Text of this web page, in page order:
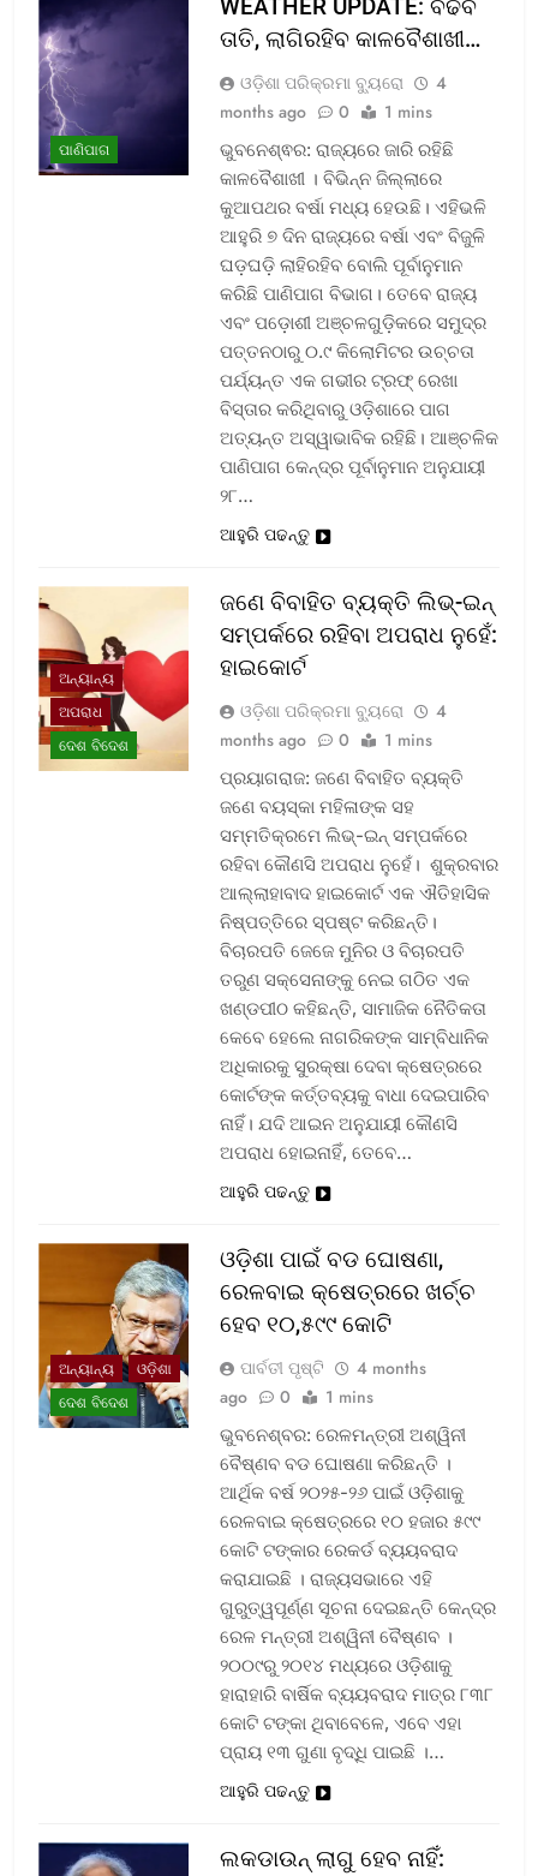
ପାଣିପାଗ
WEATHER UPDATE: ବଢିବ
ତାତି, ଲାଗିରହିବ କାଳବୈଶାଖୀ…
ଓଡ଼ିଶା ପରିକ୍ରମା ବ୍ୟୁରୋ
4
months ago
0 1 mins
ଭୁବନେଶ୍ଵର: ରାଜ୍ୟରେ ଜାରି ରହିଛି
କାଳବୈଶାଖୀ । ବିଭିନ୍ନ ଜିଲ୍ଲାରେ
କୁଆପଥର ବର୍ଷା ମଧ୍ୟ ହେଉଛି। ଏହିଭଳି
ଆହୁରି ୭ ଦିନ ରାଜ୍ୟରେ ବର୍ଷା ଏବଂ ବିଜୁଳି
ଘଡ଼ଘଡ଼ି ଲାହିରହିବ ବୋଲି ପୂର୍ବାନୁମାନ
କରିଛି ପାଣିପାଗ ବିଭାଗ। ତେବେ ରାଜ୍ୟ
ଏବଂ ପଡ଼ୋଶୀ ଅଞ୍ଚଳଗୁଡ଼ିକରେ ସମୁଦ୍ର
ପତ୍ତନଠାରୁ ୦.୯ କିଲୋମିଟର ଉଚ୍ଚତା
ପର୍ଯ୍ୟନ୍ତ ଏକ ଗଭୀର ଟ୍ରଫ୍ ରେଖା
ବିସ୍ତାର କରିଥିବାରୁ ଓଡ଼ିଶାରେ ପାଗ
ଅତ୍ୟନ୍ତ ଅସ୍ୱାଭାବିକ ରହିଛି। ଆଞ୍ଚଳିକ
ପାଣିପାଗ କେନ୍ଦ୍ର ପୂର୍ବାନୁମାନ ଅନୁଯାୟୀ
୨୮…
ଆହୁରି ପଢନ୍ତୁ
ଅନ୍ୟାନ୍ୟ
ଅପରାଧ
ଦେଶ ବିଦେଶ
ଜଣେ ବିବାହିତ ବ୍ୟକ୍ତି ଲିଭ୍-ଇନ୍
ସମ୍ପର୍କରେ ରହିବା ଅପରାଧ ନୁହେଁ:
ହାଇକୋର୍ଟ
ଓଡ଼ିଶା ପରିକ୍ରମା ବ୍ୟୁରୋ
4
months ago
0 1 mins
ପ୍ରୟାଗରାଜ: ଜଣେ ବିବାହିତ ବ୍ୟକ୍ତି
ଜଣେ ବୟସ୍କା ମହିଳାଙ୍କ ସହ
ସମ୍ମତିକ୍ରମେ ଲିଭ୍-ଇନ୍ ସମ୍ପର୍କରେ
ରହିବା କୌଣସି ଅପରାଧ ନୁହେଁ। ଶୁକ୍ରବାର
ଆଲ୍ଲାହାବାଦ ହାଇକୋର୍ଟ ଏକ ଐତିହାସିକ
ନିଷ୍ପତ୍ତିରେ ସ୍ପଷ୍ଟ କରିଛନ୍ତି।
ବିଚାରପତି ଜେଜେ ମୁନିର ଓ ବିଚାରପତି
ତରୁଣ ସକ୍‌ସେନାଙ୍କୁ ନେଇ ଗଠିତ ଏକ
ଖଣ୍ଡପୀଠ କହିଛନ୍ତି, ସାମାଜିକ ନୈତିକତା
କେବେ ହେଲେ ନାଗରିକଙ୍କ ସାମ୍ବିଧାନିକ
ଅଧିକାରକୁ ସୁରକ୍ଷା ଦେବା କ୍ଷେତ୍ରରେ
କୋର୍ଟଙ୍କ କର୍ତ୍ତବ୍ୟକୁ ବାଧା ଦେଇପାରିବ
ନାହିଁ। ଯଦି ଆଇନ ଅନୁଯାୟୀ କୌଣସି
ଅପରାଧ ହୋଇନାହିଁ, ତେବେ…
ଆହୁରି ପଢନ୍ତୁ
ଅନ୍ୟାନ୍ୟ
ଓଡ଼ିଶା
ଦେଶ ବିଦେଶ
ଓଡ଼ିଶା ପାଇଁ ବଡ ଘୋଷଣା,
ରେଳବାଇ କ୍ଷେତ୍ରରେ ଖର୍ଚ୍ଚ
ହେବ ୧୦,୫୯୯ କୋଟି
ପାର୍ବତୀ ପୃଷ୍ଟି
4 months
ago
0 1 mins
ଭୁବନେଶ୍ବର: ରେଳମନ୍ତ୍ରୀ ଅଶ୍ୱିନୀ
ବୈଷ୍ଣବ ବଡ ଘୋଷଣା କରିଛନ୍ତି ।
ଆର୍ଥିକ ବର୍ଷ ୨୦୨୫-୨୬ ପାଇଁ ଓଡ଼ିଶାକୁ
ରେଳବାଇ କ୍ଷେତ୍ରରେ ୧୦ ହଜାର ୫୯୯
କୋଟି ଟଙ୍କାର ରେକର୍ଡ ବ୍ୟୟବରାଦ
କରାଯାଇଛି । ରାଜ୍ୟସଭାରେ ଏହି
ଗୁରୁତ୍ୱପୂର୍ଣ୍ଣ ସୂଚନା ଦେଇଛନ୍ତି କେନ୍ଦ୍ର
ରେଳ ମନ୍ତ୍ରୀ ଅଶ୍ୱିନୀ ବୈଷ୍ଣବ ।
୨୦୦୯ରୁ ୨୦୧୪ ମଧ୍ୟରେ ଓଡ଼ିଶାକୁ
ହାରାହାରି ବାର୍ଷିକ ବ୍ୟୟବରାଦ ମାତ୍ର ୮୩୮
କୋଟି ଟଙ୍କା ଥିବାବେଳେ, ଏବେ ଏହା
ପ୍ରାୟ ୧୩ ଗୁଣା ବୃଦ୍ଧି ପାଇଛି ।…
ଆହୁରି ପଢନ୍ତୁ
ଲକଡାଉନ୍ ଲାଗୁ ହେବ ନାହିଁ: